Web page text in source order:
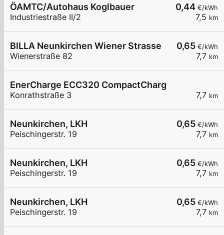
0,44 €/kWh
7,5 km
ÖAMTC/Autohaus Koglbauer
Industriestraße II/2
0,65 €/kWh
7,7 km
BILLA Neunkirchen Wiener Strasse
Wienerstraße 82
7,7 km
EnerCharge ECC320 CompactCharger mit
Konrathstraße 3
0,65 €/kWh
7,7 km
Neunkirchen, LKH
Peischingerstr. 19
0,65 €/kWh
7,7 km
Neunkirchen, LKH
Peischingerstr. 19
0,65 €/kWh
7,7 km
Neunkirchen, LKH
Peischingerstr. 19